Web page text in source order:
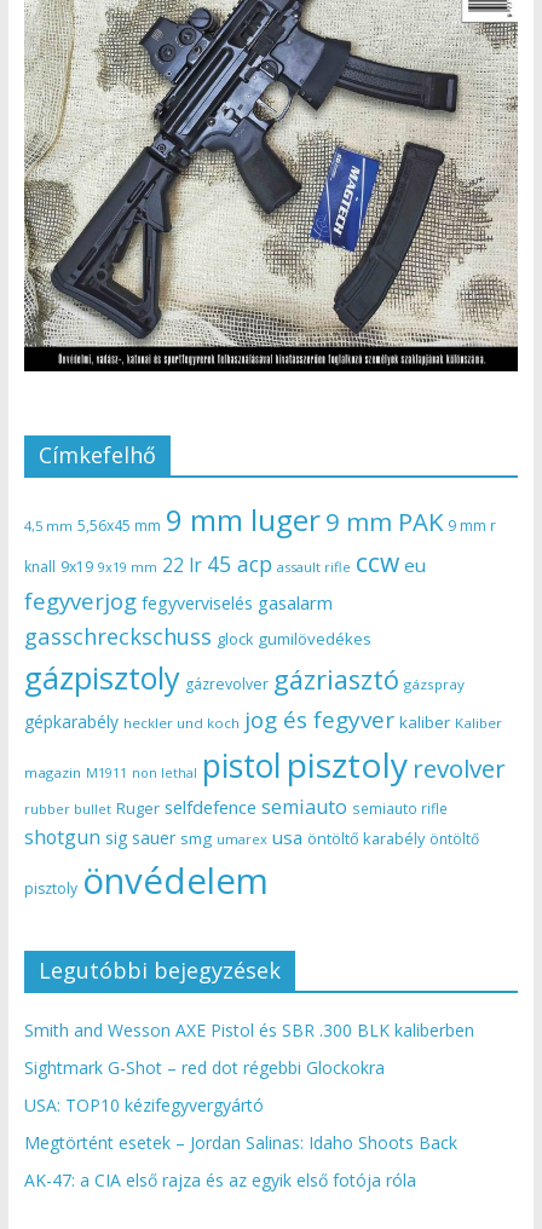
Címkefelhő
4,5 mm 5,56x45 mm 9 mm luger9 mm PAK 9 mm r
knall 9x19 9x19 mm 22 lr 45 acp assault rifle ccw eu
fegyverjog fegyverviselés gasalarm
gasschreckschuss glock gumilövedékes
gázpisztoly gázrevolver gázriasztó gázspray
gépkarabély heckler und koch jog és fegyver kaliber Kaliber
magazin M1911 non lethal pistol pisztoly revolver
rubber bullet Ruger selfdefence semiauto semiauto rifle
shotgun sig sauer smg umarex usa öntöltő karabély öntöltő
pisztoly önvédelem
Legutóbbi bejegyzések
Smith and Wesson AXE Pistol és SBR .300 BLK kaliberben
Sightmark G-Shot – red dot régebbi Glockokra
USA: TOP10 kézifegyvergyártó
Megtörtént esetek – Jordan Salinas: Idaho Shoots Back
AK-47: a CIA első rajza és az egyik első fotója róla